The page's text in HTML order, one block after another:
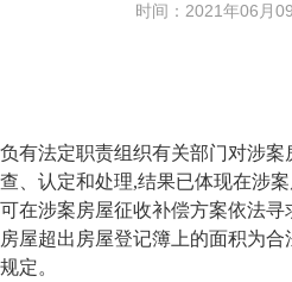
时间：2021年06月
法定职责组织有关部门对涉案
、认定和处理,结果已体现在涉
在涉案房屋征收补偿方案依法
屋超出房屋登记簿上的面积为
定。